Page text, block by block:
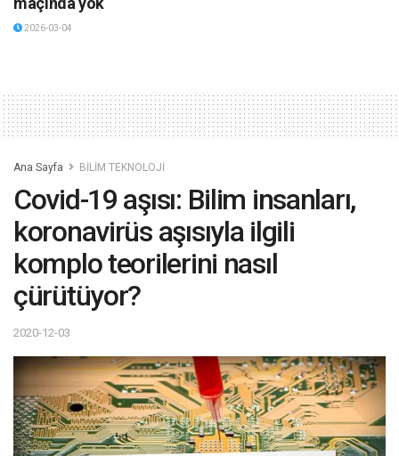
2026-03-04
Ana Sayfa BİLİM TEKNOLOJİ
Covid-19 aşısı: Bilim insanları,
koronavirüs aşısıyla ilgili
komplo teorilerini nasıl
çürütüyor?
2020-12-03